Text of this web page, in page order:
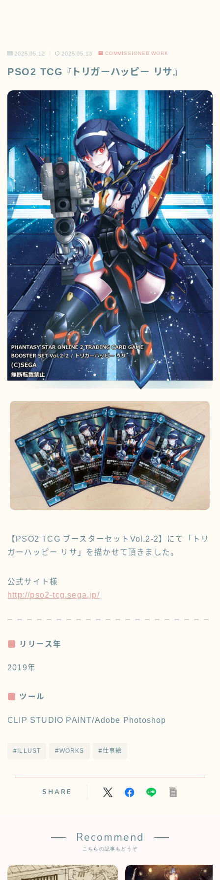
2025.05.12 2025.05.13 COMMISSIONED WORK
PSO2 TCG 『トリガーハッピー リサ』
【PSO2 TCG ブースターセットVol.2-2】にて「トリ
ガーハッピー リサ」を描かせて頂きました。
公式サイト様
http://pso2-tcg.sega.jp/
リリース年
2019年
ツール
CLIP STUDIO PAINT/Adobe Photoshop
#ILLUST #WORKS #仕事絵
SHARE
Recommend
こちらの記事もどうぞ